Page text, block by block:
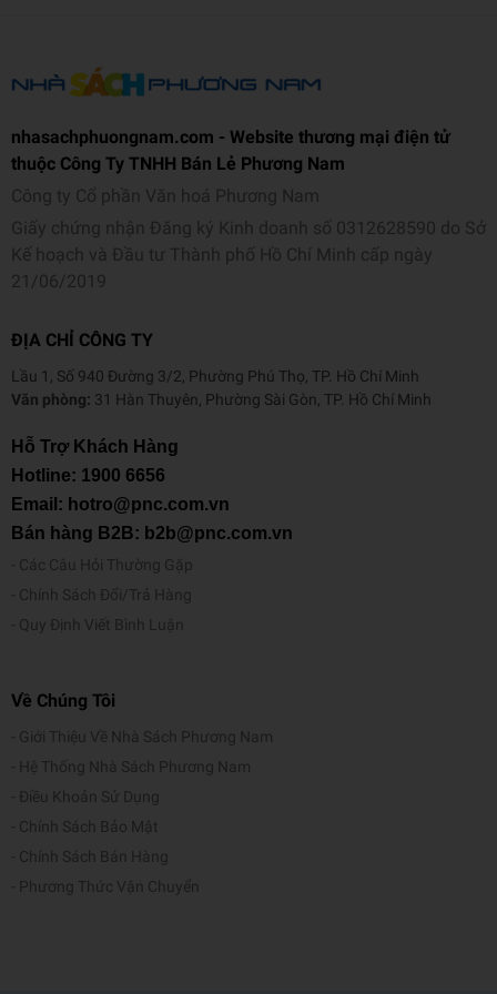
nhasachphuongnam.com - Website thương mại điện tử
thuộc Công Ty TNHH Bán Lẻ Phương Nam
Công ty Cổ phần Văn hoá Phương Nam
Giấy chứng nhận Đăng ký Kinh doanh số 0312628590 do Sở
Kế hoạch và Đầu tư Thành phố Hồ Chí Minh cấp ngày
21/06/2019
ĐỊA CHỈ CÔNG TY
Lầu 1, Số 940 Đường 3/2, Phường Phú Thọ, TP. Hồ Chí Minh
Văn phòng: 31 Hàn Thuyên, Phường Sài Gòn, TP. Hồ Chí Minh
Hỗ Trợ Khách Hàng
Hotline: 1900 6656
Email: hotro@pnc.com.vn
Bán hàng B2B: b2b@pnc.com.vn
Các Câu Hỏi Thường Gặp
Chính Sách Đổi/Trả Hàng
Quy Định Viết Bình Luận
Về Chúng Tôi
Giới Thiệu Về Nhà Sách Phương Nam
Hệ Thống Nhà Sách Phương Nam
Điều Khoản Sử Dụng
Chính Sách Bảo Mật
Chính Sách Bán Hàng
Phương Thức Vận Chuyển